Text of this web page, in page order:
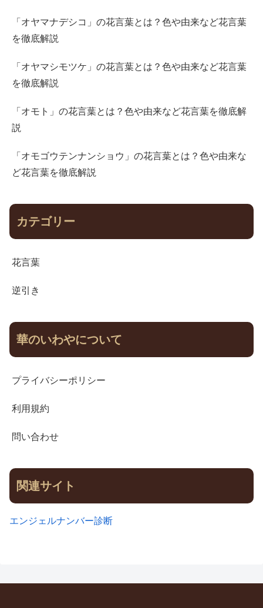
「オヤマナデシコ」の花言葉とは？色や由来など花言葉
を徹底解説
「オヤマシモツケ」の花言葉とは？色や由来など花言葉
を徹底解説
「オモト」の花言葉とは？色や由来など花言葉を徹底解
説
「オモゴウテンナンショウ」の花言葉とは？色や由来な
ど花言葉を徹底解説
カテゴリー
花言葉
逆引き
華のいわやについて
プライバシーポリシー
利用規約
問い合わせ
関連サイト
エンジェルナンバー診断